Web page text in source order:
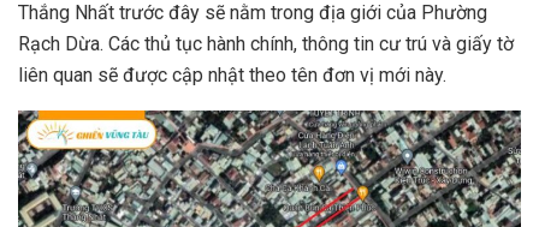
Thắng Nhất trước đây sẽ nằm trong địa giới của Phường
Rạch Dừa. Các thủ tục hành chính, thông tin cư trú và giấy tờ
liên quan sẽ được cập nhật theo tên đơn vị mới này.